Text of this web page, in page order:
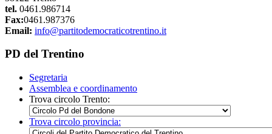
tel. 0461.986714
Fax:0461.987376
Email: info@partitodemocraticotrentino.it
PD del Trentino
Segretaria
Assemblea e coordinamento
Trova circolo Trento:
Trova circolo provincia: